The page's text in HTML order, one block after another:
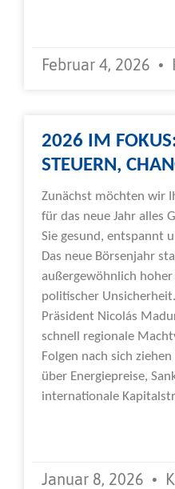
Februar 4, 2026
2026 IM
STEUERN,
Zunächst möchten wir
für das neue Jahr alles
Sie gesund, entspannt
Das neue Börsenjahr
außergewöhnlich
politischer
Präsident Nicolás
schnell regionale
Folgen nach sich
über Energiepreise,
internationale
Januar 8, 2026